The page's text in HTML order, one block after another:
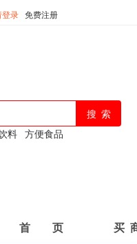
登录 免费注册
料 方便食品
首 页 买